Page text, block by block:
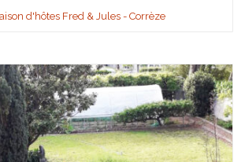
d'hôtes Fred & Jules - Corrèze